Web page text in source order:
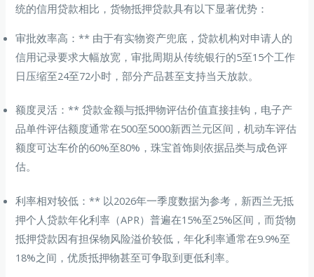
统的信用贷款相比，货物抵押贷款具有以下显著优势：
审批效率高：** 由于有实物资产兜底，贷款机构对申请人的
信用记录要求大幅放宽，审批周期从传统银行的5至15个工作
日压缩至24至72小时，部分产品甚至支持当天放款。
额度灵活：** 贷款金额与抵押物评估价值直接挂钩，电子产
品单件评估额度通常在500至5000新西兰元区间，机动车评估
额度可达车价的60%至80%，珠宝首饰则依据品类与成色评
估。
利率相对较低：** 以2026年一季度数据为参考，新西兰无抵
押个人贷款年化利率（APR）普遍在15%至25%区间，而货物
抵押贷款因有担保物风险溢价较低，年化利率通常在9.9%至
18%之间，优质抵押物甚至可争取到更低利率。